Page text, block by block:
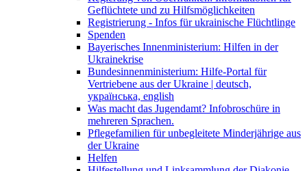
Geflüchtete und zu Hilfsmöglichkeiten
Registrierung - Infos für ukrainische Flüchtlinge
Spenden
Bayerisches Innenministerium: Hilfen in der
Ukrainekrise
Bundesinnenministerium: Hilfe-Portal für
Vertriebene aus der Ukraine | deutsch,
українська, english
Was macht das Jugendamt? Infobroschüre in
mehreren Sprachen.
Pflegefamilien für unbegleitete Minderjährige aus
der Ukraine
Helfen